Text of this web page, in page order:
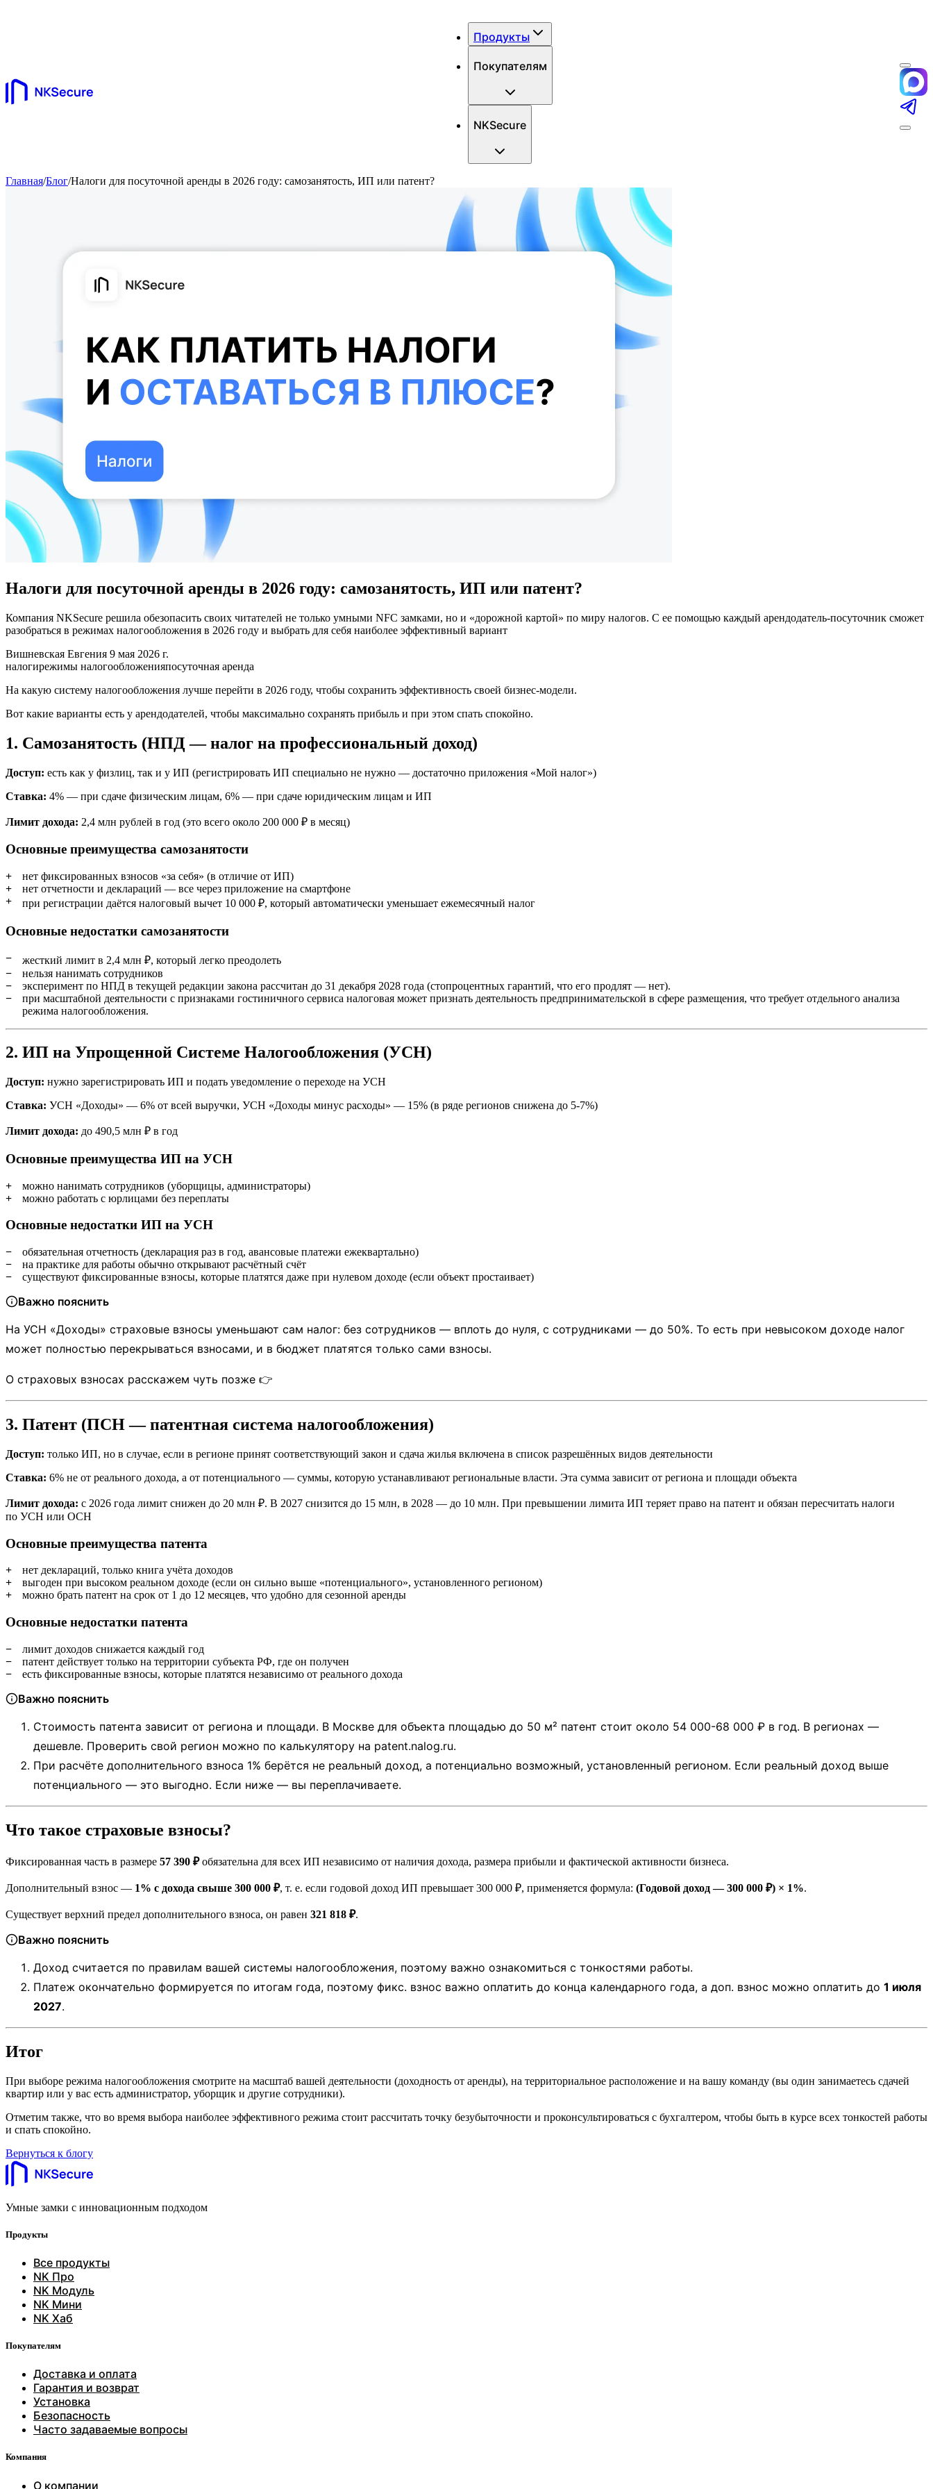
Продукты
Покупателям
NKSecure
Главная/Блог/Налоги для посуточной аренды в 2026 году: самозанятость, ИП или патент?
Налоги для посуточной аренды в 2026 году: самозанятость, ИП или патент?
Компания NKSecure решила обезопасить своих читателей не только умными NFC замками, но и «дорожной картой» по миру налогов. С ее помощью каждый арендодатель-посуточник сможет
разобраться в режимах налогообложения в 2026 году и выбрать для себя наиболее эффективный вариант
Вишневская Евгения 9 мая 2026 г.
налогирежимы налогообложенияпосуточная аренда
На какую систему налогообложения лучше перейти в 2026 году, чтобы сохранить эффективность своей бизнес-модели.
Вот какие варианты есть у арендодателей, чтобы максимально сохранять прибыль и при этом спать спокойно.
1. Самозанятость (НПД — налог на профессиональный доход)
Доступ: есть как у физлиц, так и у ИП (регистрировать ИП специально не нужно — достаточно приложения «Мой налог»)
Ставка: 4% — при сдаче физическим лицам, 6% — при сдаче юридическим лицам и ИП
Лимит дохода: 2,4 млн рублей в год (это всего около 200 000 ₽ в месяц)
Основные преимущества самозанятости
нет фиксированных взносов «за себя» (в отличие от ИП)
нет отчетности и деклараций — все через приложение на смартфоне
при регистрации даётся налоговый вычет 10 000 ₽, который автоматически уменьшает ежемесячный налог
Основные недостатки самозанятости
жесткий лимит в 2,4 млн ₽, который легко преодолеть
нельзя нанимать сотрудников
эксперимент по НПД в текущей редакции закона рассчитан до 31 декабря 2028 года (стопроцентных гарантий, что его продлят — нет).
при масштабной деятельности с признаками гостиничного сервиса налоговая может признать деятельность предпринимательской в сфере размещения, что требует отдельного анализа
режима налогообложения.
2. ИП на Упрощенной Системе Налогообложения (УСН)
Доступ: нужно зарегистрировать ИП и подать уведомление о переходе на УСН
Ставка: УСН «Доходы» — 6% от всей выручки, УСН «Доходы минус расходы» — 15% (в ряде регионов снижена до 5-7%)
Лимит дохода: до 490,5 млн ₽ в год
Основные преимущества ИП на УСН
можно нанимать сотрудников (уборщицы, администраторы)
можно работать с юрлицами без переплаты
Основные недостатки ИП на УСН
обязательная отчетность (декларация раз в год, авансовые платежи ежеквартально)
на практике для работы обычно открывают расчётный счёт
существуют фиксированные взносы, которые платятся даже при нулевом доходе (если объект простаивает)
Важно пояснить
На УСН «Доходы» страховые взносы уменьшают сам налог: без сотрудников — вплоть до нуля, с сотрудниками — до 50%. То есть при невысоком доходе налог
может полностью перекрываться взносами, и в бюджет платятся только сами взносы.
О страховых взносах расскажем чуть позже 👉
3. Патент (ПСН — патентная система налогообложения)
Доступ: только ИП, но в случае, если в регионе принят соответствующий закон и сдача жилья включена в список разрешённых видов деятельности
Ставка: 6% не от реального дохода, а от потенциального — суммы, которую устанавливают региональные власти. Эта сумма зависит от региона и площади объекта
Лимит дохода: с 2026 года лимит снижен до 20 млн ₽. В 2027 снизится до 15 млн, в 2028 — до 10 млн. При превышении лимита ИП теряет право на патент и обязан пересчитать налоги
по УСН или ОСН
Основные преимущества патента
нет деклараций, только книга учёта доходов
выгоден при высоком реальном доходе (если он сильно выше «потенциального», установленного регионом)
можно брать патент на срок от 1 до 12 месяцев, что удобно для сезонной аренды
Основные недостатки патента
лимит доходов снижается каждый год
патент действует только на территории субъекта РФ, где он получен
есть фиксированные взносы, которые платятся независимо от реального дохода
Важно пояснить
Стоимость патента зависит от региона и площади. В Москве для объекта площадью до 50 м² патент стоит около 54 000-68 000 ₽ в год. В регионах —
дешевле. Проверить свой регион можно по калькулятору на patent.nalog.ru.
При расчёте дополнительного взноса 1% берётся не реальный доход, а потенциально возможный, установленный регионом. Если реальный доход выше
потенциального — это выгодно. Если ниже — вы переплачиваете.
Что такое страховые взносы?
Фиксированная часть в размере 57 390 ₽обязательна для всех ИП независимо от наличия дохода, размера прибыли и фактической активности бизнеса.
Дополнительный взнос — 1% с дохода свыше 300 000 ₽, т. е. если годовой доход ИП превышает 300 000 ₽, применяется формула: (Годовой доход — 300 000 ₽) × 1%.
Существует верхний предел дополнительного взноса, он равен 321 818 ₽.
Важно пояснить
Доход считается по правилам вашей системы налогообложения, поэтому важно ознакомиться с тонкостями работы.
Платеж окончательно формируется по итогам года, поэтому фикс. взнос важно оплатить до конца календарного года, а доп. взнос можно оплатить до 1 июля
2027.
Итог
При выборе режима налогообложения смотрите на масштаб вашей деятельности (доходность от аренды), на территориальное расположение и на вашу команду (вы один занимаетесь сдачей
квартир или у вас есть администратор, уборщик и другие сотрудники).
Отметим также, что во время выбора наиболее эффективного режима стоит рассчитать точку безубыточности и проконсультироваться с бухгалтером, чтобы быть в курсе всех тонкостей работы
и спать спокойно.
Вернуться к блогу
Умные замки с инновационным подходом
Продукты
Все продукты
NK Про
NK Модуль
NK Мини
NK Хаб
Покупателям
Доставка и оплата
Гарантия и возврат
Установка
Безопасность
Часто задаваемые вопросы
Компания
О компании